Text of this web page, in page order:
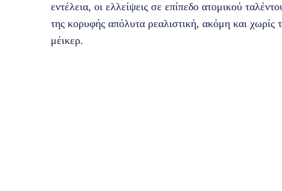
εντέλεια, οι ελλείψεις σε επίπεδο ατομικού
της κορυφής απόλυτα ρεαλιστική, ακόμη και
μέικερ.